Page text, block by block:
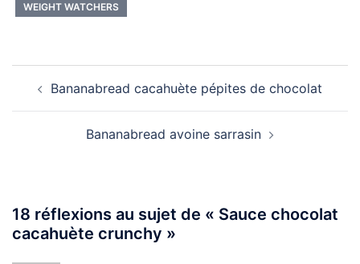
WEIGHT WATCHERS
d’article
Bananabread cacahuète pépites de chocolat
Bananabread avoine sarrasin
18 réflexions au sujet de « Sauce chocolat
cacahuète crunchy »